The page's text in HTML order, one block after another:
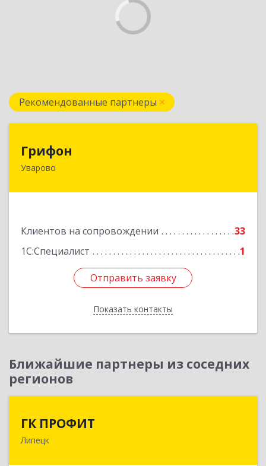
Рекомендованные партнеры
Грифон
Уварово
Клиентов на сопровождении
33
1С:Специалист
1
Отправить заявку
Показать контакты
393461, Тамбовская обл, Уварово г, Южная ул,
Отправить заявку
Назад
Ближайшие партнеры из соседних
регионов
ГК ПРОФИТ
Липецк
398001, Липецкая обл, Липецк г, Советская ул,